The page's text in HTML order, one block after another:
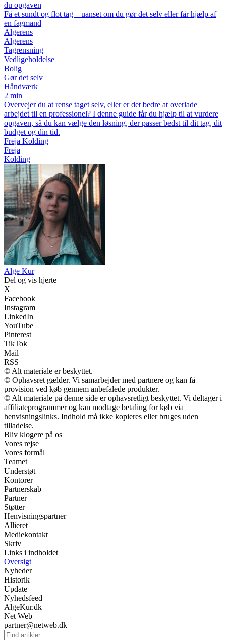
du opgaven
Få et sundt og flot tag – uanset om du gør det selv eller får hjælp af
en fagmand
Algerens
Algerens
Tagrensning
Vedligeholdelse
Bolig
Gør det selv
Håndværk
2 min
Overvejer du at rense taget selv, eller er det bedre at overlade
arbejdet til en professionel? I denne guide får du hjælp til at vurdere
opgaven, så du kan vælge den løsning, der passer bedst til dit tag, dit
budget og din tid.
Freja Kolding
Freja
Kolding
Alge Kur
Del og vis hjerte
X
Facebook
Instagram
LinkedIn
YouTube
Pinterest
TikTok
Mail
RSS
© Alt materiale er beskyttet.
© Ophavsret gælder. Vi samarbejder med partnere og kan få
provision ved køb gennem anbefalede produkter.
© Alt materiale på denne side er ophavsretligt beskyttet. Vi deltager i
affiliateprogrammer og kan modtage betaling for køb via
henvisningslinks. Indhold må ikke kopieres eller bruges uden
tilladelse.
Bliv klogere på os
Vores rejse
Vores formål
Teamet
Understøt
Kontorer
Partnerskab
Partner
Støtter
Henvisningspartner
Allieret
Mediekontakt
Skriv
Links i indholdet
Oversigt
Nyheder
Historik
Update
Nyhedsfeed
AlgeKur.dk
Net Web
partner@netweb.dk